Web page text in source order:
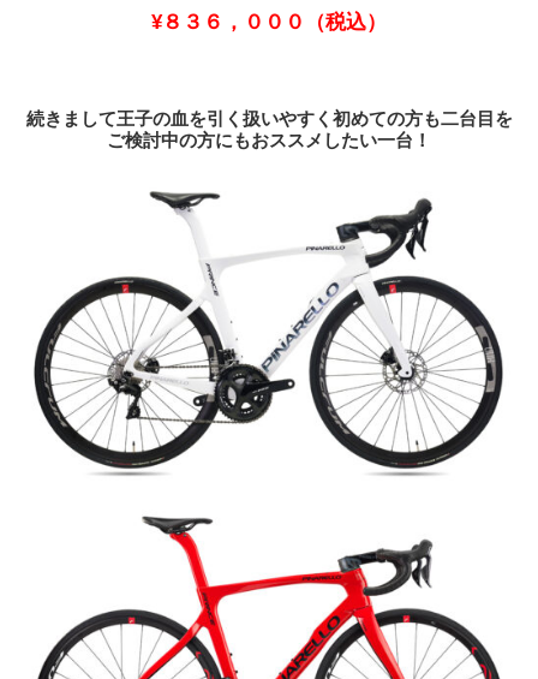
¥８３６，０００（税込）
続きまして王子の血を引く扱いやすく初めての方も二台目を
ご検討中の方にもおススメしたい一台！